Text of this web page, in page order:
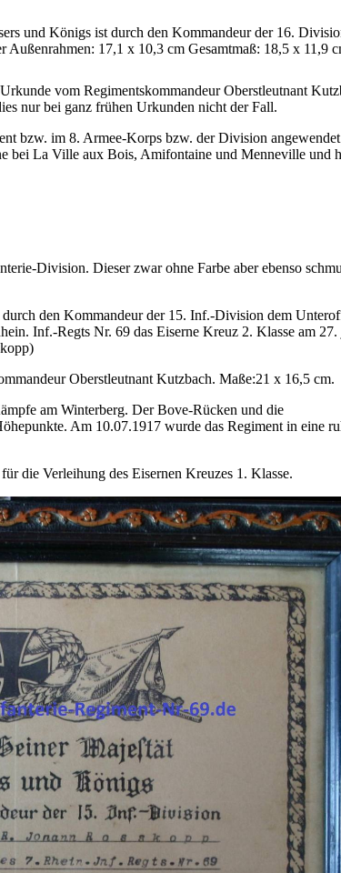
und Königs ist durch den Kommandeur der 16.
17,1 x 10,3 cm Gesamtmaß: 18,5 x 11,9
vom Regimentskommandeur Oberstleutnant
nur bei ganz frühen Urkunden nicht der Fall.
bzw. im 8. Armee-Korps bzw. der Division
bei La Ville aux Bois, Amifontaine und Menneville und
Division. Dieser zwar ohne Farbe aber ebenso
den Kommandeur der 15. Inf.-Division dem
Inf.-Regts Nr. 69 das Eiserne Kreuz 2. Klasse am
Oberstleutnant Kutzbach. Maße:21 x 16,5 cm.
am Winterberg. Der Bove-Rücken und die
Am 10.07.1917 wurde das Regiment in eine
die Verleihung des Eisernen Kreuzes 1. Klasse.